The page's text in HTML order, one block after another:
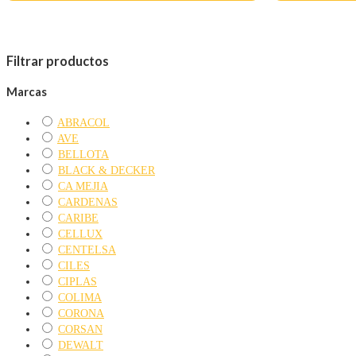
Filtrar productos
Marcas
ABRACOL
AVE
BELLOTA
BLACK & DECKER
CA MEJIA
CARDENAS
CARIBE
CELLUX
CENTELSA
CILES
CIPLAS
COLIMA
CORONA
CORSAN
DEWALT